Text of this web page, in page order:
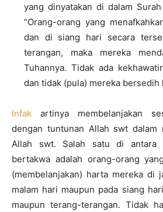
yang dinyatakan di dalam
“Orang-orang yang
dan di siang hari secara
terangan, maka mereka
Tuhannya. Tidak ada
dan tidak (pula) mereka bersedih
Infak artinya membelanjakan
dengan tuntunan Allah swt dalam
Allah swt. Salah satu di antara
bertakwa adalah orang-orang
(membelanjakan) harta mereka di
malam hari maupun pada siang
maupun terang-terangan. Tidak